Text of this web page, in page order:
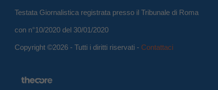
Testata Giornalistica registrata presso il Tribunale di Roma
con n°10/2020 del 30/01/2020
Copyright ©2026 - Tutti i diritti riservati - Contattaci